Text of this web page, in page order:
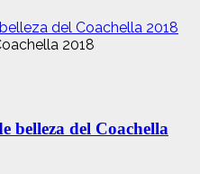
del Coachella 2018
belleza del Coachella